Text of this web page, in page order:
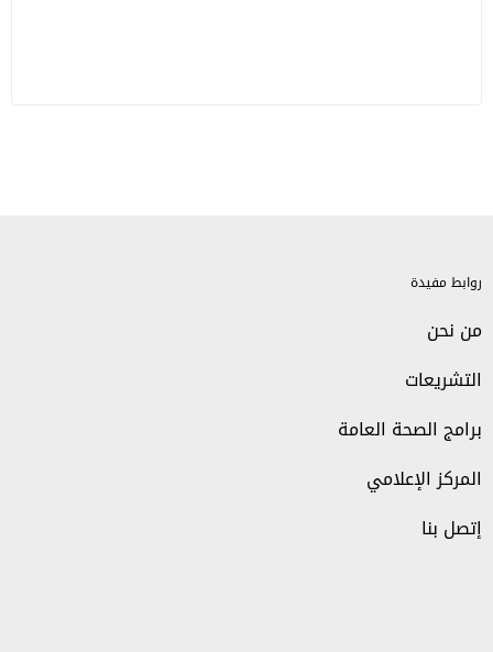
روابط مفيدة
من نحن
التشريعات
برامج الصحة العامة
المركز الإعلامي
إتصل بنا